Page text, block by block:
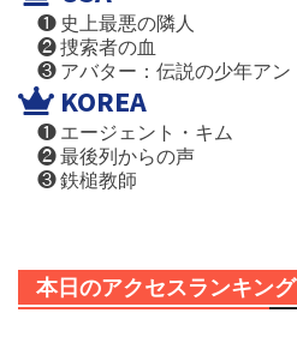
❶ 史上最悪の隣人
❷ 捜索者の血
❸ アバター：伝説の少年アン
KOREA
❶ エージェント・キム
❷ 最後列からの声
❸ 鉄槌教師
本日のアクセスランキング